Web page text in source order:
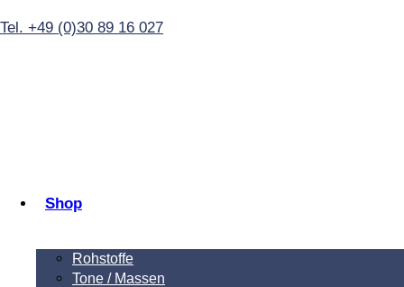
Tel. +49 (0)30 89 16 027
Shop
Rohstoffe
Tone / Massen